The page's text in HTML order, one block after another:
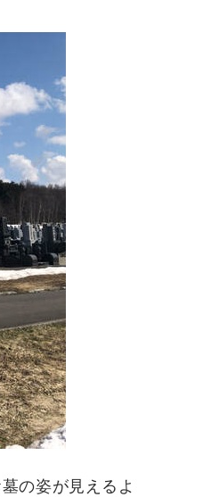
の姿が見えるよ